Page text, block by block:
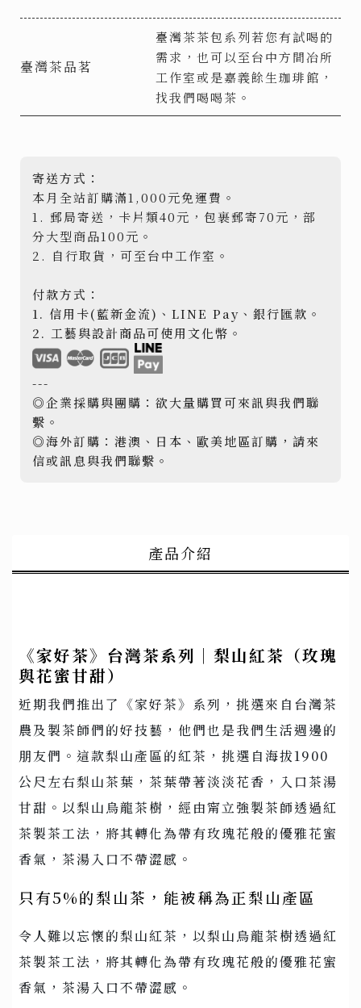
臺灣茶品茗
臺灣茶茶包系列若您有試喝的
需求，也可以至台中方間冶所
工作室或是嘉義餘生珈琲館，
找我們喝喝茶。
寄送方式：
本月全站訂購滿1,000元免運費。
1. 郵局寄送，卡片類40元，包裹郵寄70元，部
分大型商品100元。
2. 自行取貨，可至台中工作室。
付款方式：
1. 信用卡(藍新金流)、LINE Pay、銀行匯款。
2. 工藝與設計商品可使用文化幣。
---
◎企業採購與團購：欲大量購買可來訊與我們聯
繫。
◎海外訂購：港澳、日本、歐美地區訂購，請來
信或訊息與我們聯繫。
產品介紹
《家好茶》台灣茶系列｜梨山紅茶（玫瑰
與花蜜甘甜）
近期我們推出了《家好茶》系列，挑選來自台灣茶
農及製茶師們的好技藝，他們也是我們生活週邊的
朋友們。這款梨山產區的紅茶，挑選自海拔1900
公尺左右梨山茶葉，茶葉帶著淡淡花香，入口茶湯
甘甜。以梨山烏龍茶樹，經由甯立強製茶師透過紅
茶製茶工法，將其轉化為帶有玫瑰花般的優雅花蜜
香氣，茶湯入口不帶澀感。
只有5%的梨山茶，能被稱為正梨山產區
令人難以忘懷的梨山紅茶，以梨山烏龍茶樹透過紅
茶製茶工法，將其轉化為帶有玫瑰花般的優雅花蜜
香氣，茶湯入口不帶澀感。